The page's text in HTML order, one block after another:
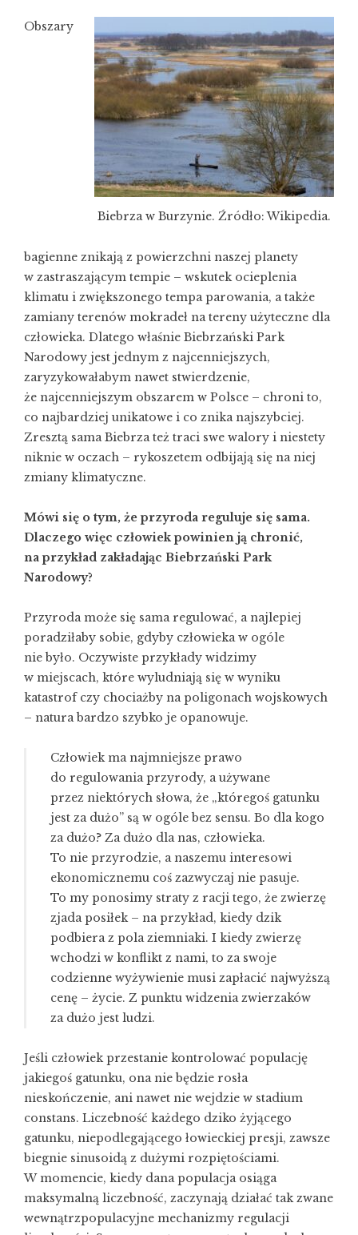
Biebrza w Burzynie. Źródło: Wikipedia.
Obszary
bagienne znikają z powierzchni naszej planety
w zastraszającym tempie – wskutek ocieplenia
klimatu i zwiększonego tempa parowania, a także
zamiany terenów mokradeł na tereny użyteczne dla
człowieka. Dlatego właśnie Biebrzański Park
Narodowy jest jednym z najcenniejszych,
zaryzykowałabym nawet stwierdzenie,
że najcenniejszym obszarem w Polsce – chroni to,
co najbardziej unikatowe i co znika najszybciej.
Zresztą sama Biebrza też traci swe walory i niestety
niknie w oczach – rykoszetem odbijają się na niej
zmiany klimatyczne.
Mówi się o tym, że przyroda reguluje się sama.
Dlaczego więc człowiek powinien ją chronić,
na przykład zakładając Biebrzański Park
Narodowy?
Przyroda może się sama regulować, a najlepiej
poradziłaby sobie, gdyby człowieka w ogóle
nie było. Oczywiste przykłady widzimy
w miejscach, które wyludniają się w wyniku
katastrof czy chociażby na poligonach wojskowych
– natura bardzo szybko je opanowuje.
Człowiek ma najmniejsze prawo
do regulowania przyrody, a używane
przez niektórych słowa, że „któregoś gatunku
jest za dużo” są w ogóle bez sensu. Bo dla kogo
za dużo? Za dużo dla nas, człowieka.
To nie przyrodzie, a naszemu interesowi
ekonomicznemu coś zazwyczaj nie pasuje.
To my ponosimy straty z racji tego, że zwierzę
zjada posiłek – na przykład, kiedy dzik
podbiera z pola ziemniaki. I kiedy zwierzę
wchodzi w konflikt z nami, to za swoje
codzienne wyżywienie musi zapłacić najwyższą
cenę – życie. Z punktu widzenia zwierzaków
za dużo jest ludzi.
Jeśli człowiek przestanie kontrolować populację
jakiegoś gatunku, ona nie będzie rosła
nieskończenie, ani nawet nie wejdzie w stadium
constans. Liczebność każdego dziko żyjącego
gatunku, niepodlegającego łowieckiej presji, zawsze
biegnie sinusoidą z dużymi rozpiętościami.
W momencie, kiedy dana populacja osiąga
maksymalną liczebność, zaczynają działać tak zwane
wewnątrzpopulacyjne mechanizmy regulacji